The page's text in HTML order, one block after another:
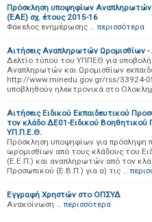
Πρόσκληση υποψηφίων
(ΕΑΕ) σχ. έτους 2015-16
Φάκελος ενημέρωσης … περισσότερα
Αιτήσεις Αναπληρωτών Ωρομισθίων
Δελτίο τύπου του ΥΠΠΕΘ για
Αναπληρωτών και Ωρομισθίων
http://www.minedu.gov.gr/rss/33924-
υποβληθούν ηλεκτρονικά στο
Αιτήσεις Ειδικού Εκπαιδευτικού
τον κλάδο ΔΕ01-Ειδικού
ΥΠ.Π.Ε.Θ.
Πρόσκληση υποψηφίων για
ωρομισθίων από τους κλάδους του
(Ε.Ε.Π.) και αναπληρωτών από τον
Προσωπικού (Ε.Β.Π.) για α) τις …
Εγγραφή Χρηστών στο ΟΠΣΥΔ
Ανακοίνωση … περισσότερα